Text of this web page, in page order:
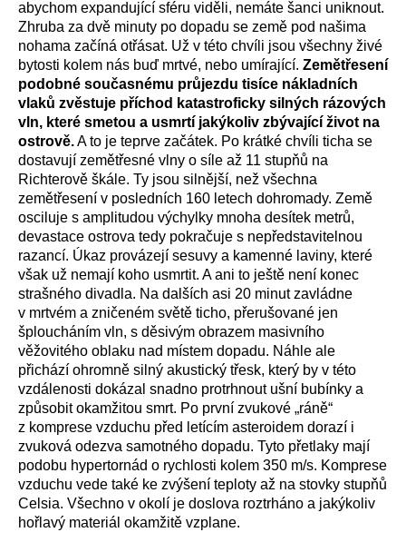
abychom expandující sféru viděli, nemáte šanci uniknout.
Zhruba za dvě minuty po dopadu se země pod našima
nohama začíná otřásat. Už v této chvíli jsou všechny živé
bytosti kolem nás buď mrtvé, nebo umírající. Zemětřesení
podobné současnému průjezdu tisíce nákladních
vlaků zvěstuje příchod katastroficky silných rázových
vln, které smetou a usmrtí jakýkoliv zbývající život na
ostrově.A to je teprve začátek. Po krátké chvíli ticha se
dostavují zemětřesné vlny o síle až 11 stupňů na
Richterově škále. Ty jsou silnější, než všechna
zemětřesení v posledních 160 letech dohromady. Země
osciluje s amplitudou výchylky mnoha desítek metrů,
devastace ostrova tedy pokračuje s nepředstavitelnou
razancí. Úkaz provázejí sesuvy a kamenné laviny, které
však už nemají koho usmrtit. A ani to ještě není konec
strašného divadla. Na dalších asi 20 minut zavládne
v mrtvém a zničeném světě ticho, přerušované jen
šploucháním vln, s děsivým obrazem masivního
věžovitého oblaku nad místem dopadu. Náhle ale
přichází ohromně silný akustický třesk, který by v této
vzdálenosti dokázal snadno protrhnout ušní bubínky a
způsobit okamžitou smrt. Po první zvukové „ráně“
z komprese vzduchu před letícím asteroidem dorazí i
zvuková odezva samotného dopadu. Tyto přetlaky mají
podobu hypertornád o rychlosti kolem 350 m/s. Komprese
vzduchu vede také ke zvýšení teploty až na stovky stupňů
Celsia. Všechno v okolí je doslova roztrháno a jakýkoliv
hořlavý materiál okamžitě vzplane.